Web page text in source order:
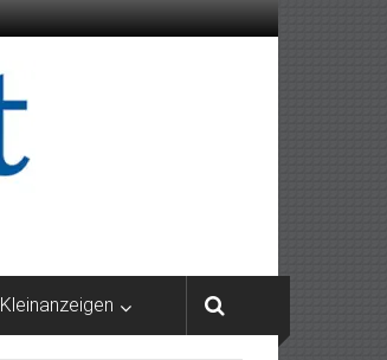
Kleinanzeigen